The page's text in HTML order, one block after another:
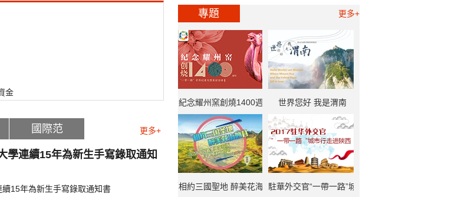
金
更多+
國際范
學連續15年為新生手寫錄取通知
15年為新生手寫錄取通知書
專題 更多+
紀念耀州窯創燒1400週
年·“一帶一路”中外記者
大型採訪活動
世界您好 我是渭南
相約三國聖地 醉美花海 駐華外交官“一帶一路”城